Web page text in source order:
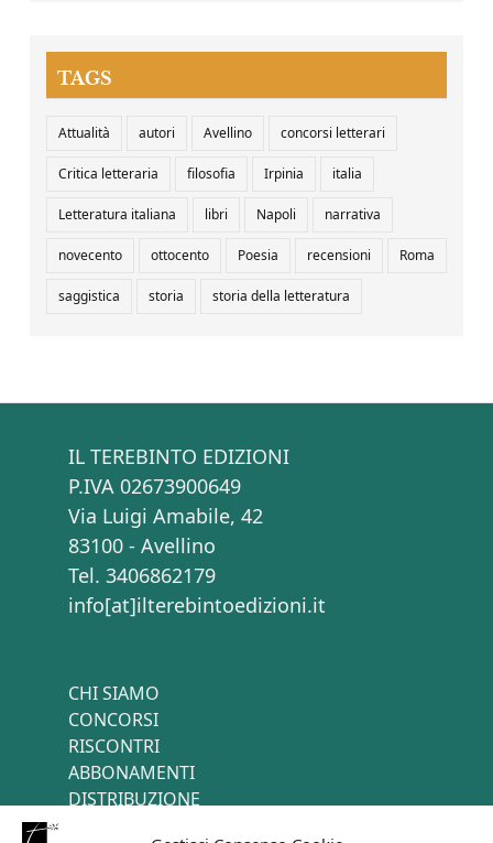
TAGS
Attualità autori Avellino concorsi letterari
Critica letteraria filosofia Irpinia italia
Letteratura italiana libri Napoli narrativa
novecento ottocento Poesia recensioni Roma
saggistica storia storia della letteratura
IL TEREBINTO EDIZIONI
P.IVA 02673900649
Via Luigi Amabile, 42
83100 - Avellino
Tel. 3406862179
info[at]ilterebintoedizioni.it
CHI SIAMO
CONCORSI
RISCONTRI
ABBONAMENTI
DISTRIBUZIONE